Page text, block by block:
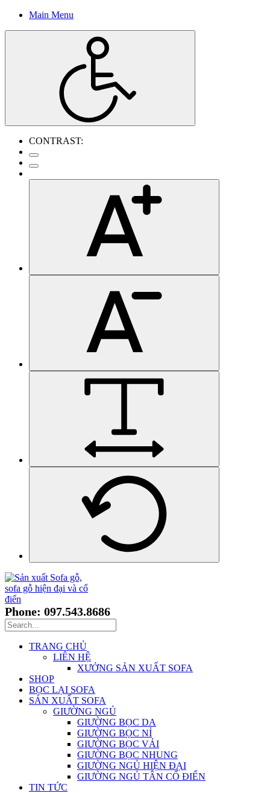
Main Menu
CONTRAST:
Phone: 097.543.8686
TRANG CHỦ
LIÊN HỆ
XƯỞNG SẢN XUẤT SOFA
SHOP
BỌC LẠI SOFA
SẢN XUẤT SOFA
GIƯỜNG NGỦ
GIƯỜNG BỌC DA
GIƯỜNG BỌC NỈ
GIƯỜNG BỌC VẢI
GIƯỜNG BỌC NHUNG
GIƯỜNG NGỦ HIỆN ĐẠI
GIƯỜNG NGỦ TÂN CỔ ĐIỂN
TIN TỨC